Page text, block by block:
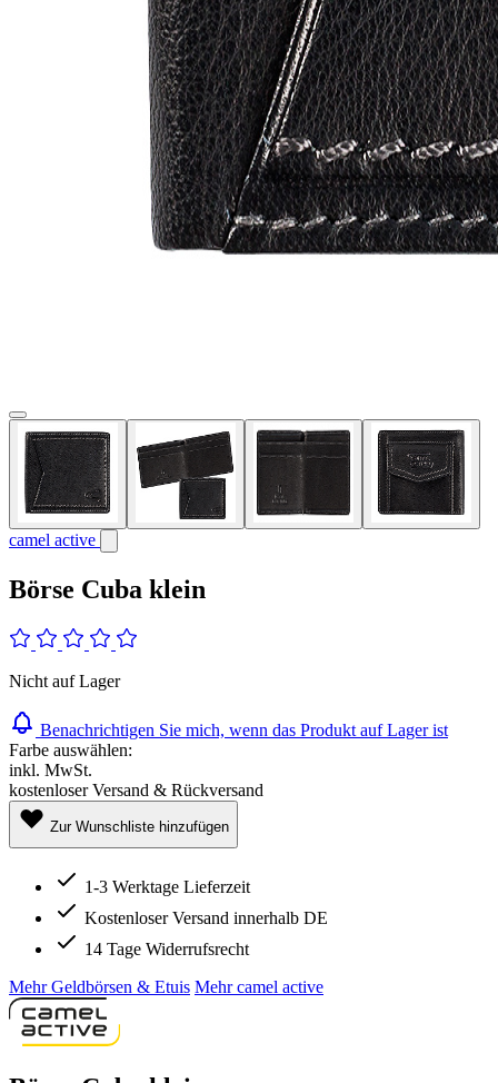
camel active
Börse Cuba klein
Nicht auf Lager
Benachrichtigen Sie mich, wenn das Produkt auf Lager ist
Farbe auswählen:
inkl. MwSt.
kostenloser Versand & Rückversand
Zur Wunschliste hinzufügen
1-3 Werktage Lieferzeit
Kostenloser Versand innerhalb DE
14 Tage Widerrufsrecht
Mehr Geldbörsen & Etuis Mehr camel active